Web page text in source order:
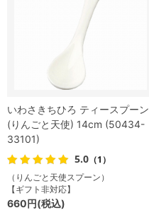
いわさきちひろ ティースプーン
(りんごと天使) 14cm (50434-
33101)
5.0 （1）
（りんごと天使スプーン）
【ギフト非対応】
660円(税込)